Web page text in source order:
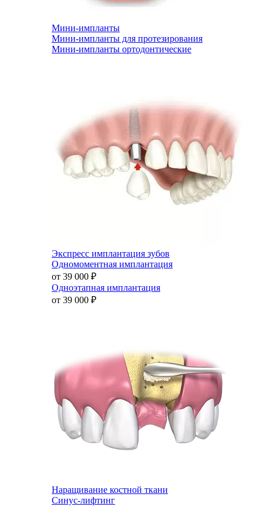
Мини-импланты
Мини-импланты для протезирования
Мини-импланты ортодонтические
Экспресс имплантация зубов
Одномоментная имплантация
от 39 000 ₽
Одноэтапная имплантация
от 39 000 ₽
Наращивание костной ткани
Синус-лифтинг